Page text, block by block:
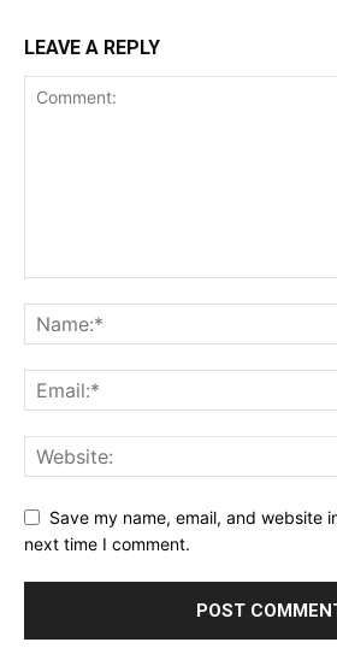
LEAVE A REPLY
Save my name, email, and website
next time I comment.